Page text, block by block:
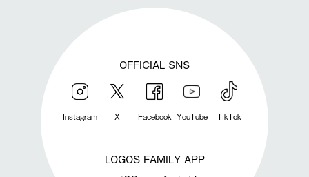
OFFICIAL SNS
Instagram X Facebook YouTube TikTok
LOGOS FAMILY APP